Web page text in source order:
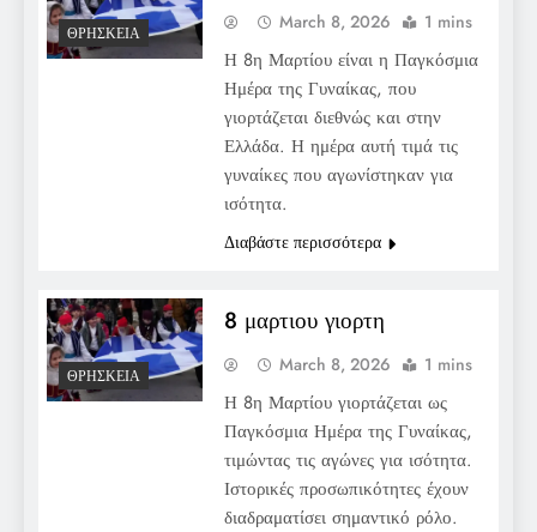
ΘΡΗΣΚΕΊΑ
March 8, 2026 1 mins
Η 8η Μαρτίου είναι η Παγκόσμια
Ημέρα της Γυναίκας, που
γιορτάζεται διεθνώς και στην
Ελλάδα. Η ημέρα αυτή τιμά τις
γυναίκες που αγωνίστηκαν για
ισότητα.
Διαβάστε περισσότερα
ΘΡΗΣΚΕΊΑ
8 μαρτιου γιορτη
March 8, 2026 1 mins
Η 8η Μαρτίου γιορτάζεται ως
Παγκόσμια Ημέρα της Γυναίκας,
τιμώντας τις αγώνες για ισότητα.
Ιστορικές προσωπικότητες έχουν
διαδραματίσει σημαντικό ρόλο.